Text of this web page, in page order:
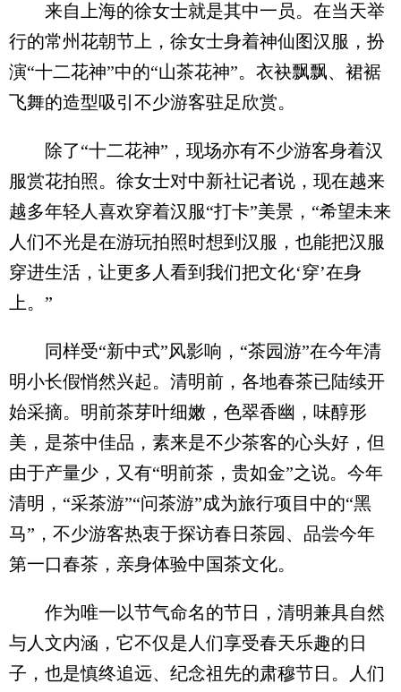
来自上海的徐女士就是其中一员。在当天举
行的常州花朝节上，徐女士身着神仙图汉服，扮
演“十二花神”中的“山茶花神”。衣袂飘飘、裙裾
飞舞的造型吸引不少游客驻足欣赏。
除了“十二花神”，现场亦有不少游客身着汉
服赏花拍照。徐女士对中新社记者说，现在越来
越多年轻人喜欢穿着汉服“打卡”美景，“希望未来
人们不光是在游玩拍照时想到汉服，也能把汉服
穿进生活，让更多人看到我们把文化‘穿’在身
上。”
同样受“新中式”风影响，“茶园游”在今年清
明小长假悄然兴起。清明前，各地春茶已陆续开
始采摘。明前茶芽叶细嫩，色翠香幽，味醇形
美，是茶中佳品，素来是不少茶客的心头好，但
由于产量少，又有“明前茶，贵如金”之说。今年
清明，“采茶游”“问茶游”成为旅行项目中的“黑
马”，不少游客热衷于探访春日茶园、品尝今年
第一口春茶，亲身体验中国茶文化。
作为唯一以节气命名的节日，清明兼具自然
与人文内涵，它不仅是人们享受春天乐趣的日
子，也是慎终追远、纪念祖先的肃穆节日。人们